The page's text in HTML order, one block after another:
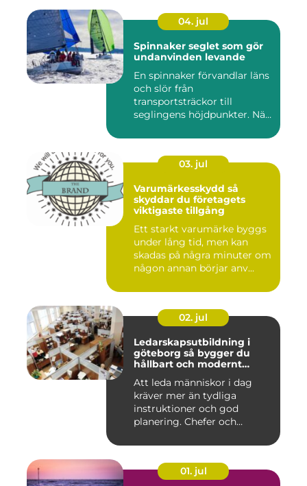
04. jul
Spinnaker seglet som gör
undanvinden levande
En spinnaker förvandlar läns
och slör från
transportsträckor till
seglingens höjdpunkter. När
03. jul
Varumärkesskydd så
skyddar du företagets
viktigaste tillgång
Ett starkt varumärke byggs
under lång tid, men kan
skadas på några minuter om
någon annan börjar anv...
02. jul
Ledarskapsutbildning i
göteborg så bygger du
hållbart och modernt
Att leda människor i dag
kräver mer än tydliga
instruktioner och god
planering. Chefer och
01. jul